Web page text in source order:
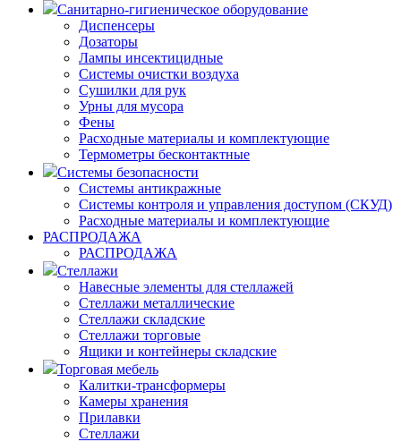
Санитарно-гигиеническое оборудование
Диспенсеры
Дозаторы
Лампы инсектицидные
Системы очистки воздуха
Сушилки для рук
Урны для мусора
Фены
Расходные материалы и комплектующие
Термометры бесконтактные
Системы безопасности
Системы антикражные
Системы контроля и управления доступом (СКУД)
Расходные материалы и комплектующие
РАСПРОДАЖА
РАСПРОДАЖА
Стеллажи
Навесные элементы для стеллажей
Стеллажи металлические
Стеллажи складские
Стеллажи торговые
Ящики и контейнеры складские
Торговая мебель
Калитки-трансформеры
Камеры хранения
Прилавки
Стеллажи